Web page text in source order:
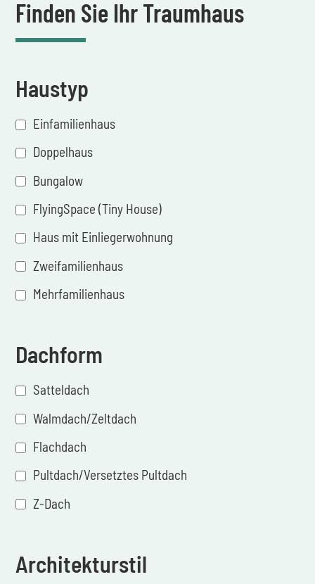
Finden Sie Ihr Traumhaus
Haustyp
Einfamilienhaus
Doppelhaus
Bungalow
FlyingSpace (Tiny House)
Haus mit Einliegerwohnung
Zweifamilienhaus
Mehrfamilienhaus
Dachform
Satteldach
Walmdach/Zeltdach
Flachdach
Pultdach/Versetztes Pultdach
Z-Dach
Architekturstil